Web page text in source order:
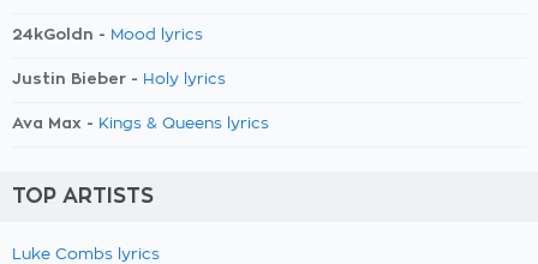
24kGoldn - Mood lyrics
Justin Bieber - Holy lyrics
Ava Max - Kings & Queens lyrics
TOP ARTISTS
Luke Combs lyrics